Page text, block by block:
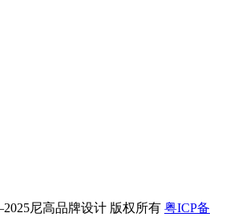
尼高品牌设计 版权所有 粤ICP备